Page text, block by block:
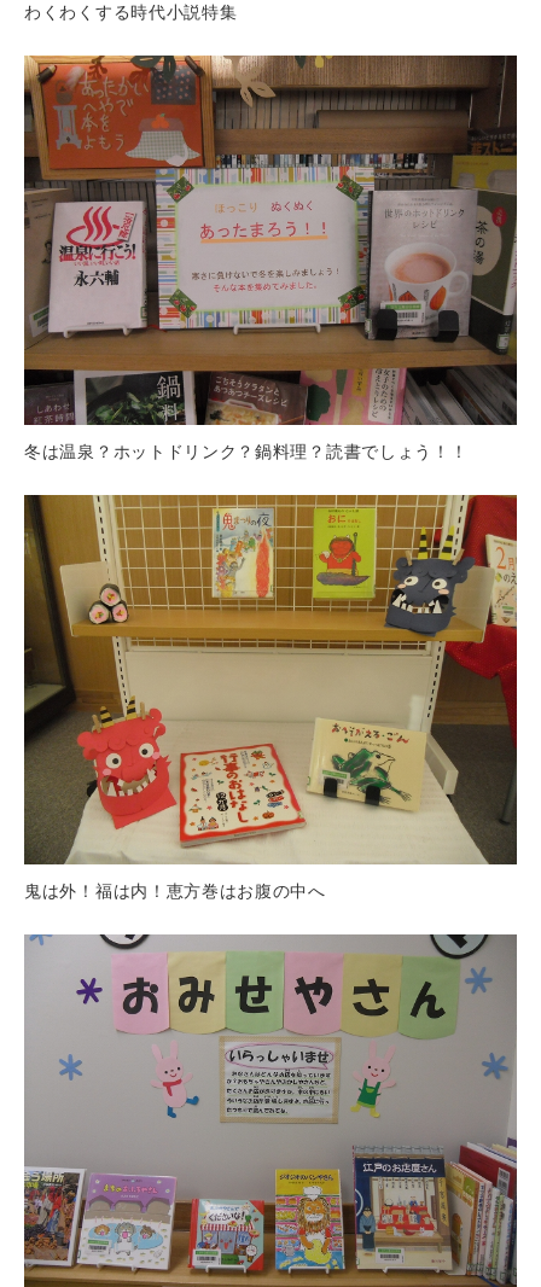
わくわくする時代小説特集
冬は温泉？ホットドリンク？鍋料理？読書でしょう！！
鬼は外！福は内！恵方巻はお腹の中へ